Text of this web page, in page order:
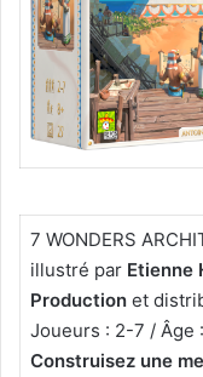
7 WONDERS
illustré par Etienne
Productionet
Joueurs : 2-7 / Âge
Construisez une